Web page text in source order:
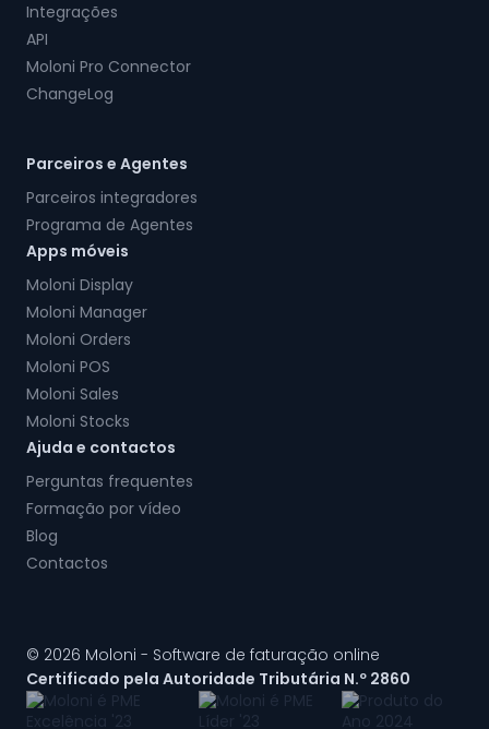
Integrações
API
Moloni Pro Connector
ChangeLog
Parceiros e Agentes
Parceiros integradores
Programa de Agentes
Apps móveis
Moloni Display
Moloni Manager
Moloni Orders
Moloni POS
Moloni Sales
Moloni Stocks
Ajuda e contactos
Perguntas frequentes
Formação por vídeo
Blog
Contactos
© 2026 Moloni - Software de faturação online
Certificado pela Autoridade Tributária N.º 2860